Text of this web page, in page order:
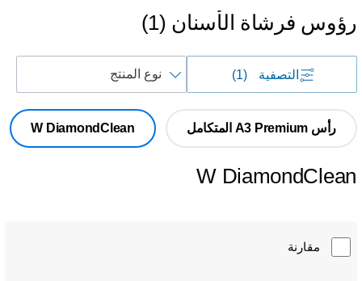
رؤوس فرشاة الأسنان (
1
)
التصفية
حسب
رأس A3 Premium المتكامل W DiamondClean
W DiamondClean
مقارنة